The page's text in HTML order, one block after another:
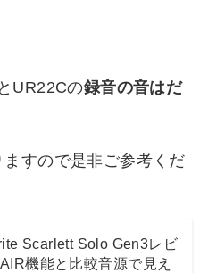
UR22Cの録音の音はだ
すので是非ご参考くだ
Scarlett Solo Gen3レビ
機能と比較音源で見え